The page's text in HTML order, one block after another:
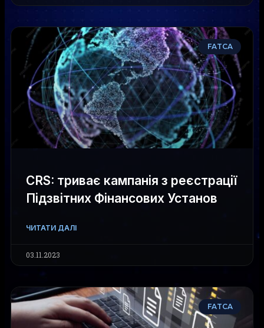
FATCA
CRS: триває кампанія з реєстрації
Підзвітних Фінансових Установ
ЧИТАТИ ДАЛІ
03.11.2023
FATCA